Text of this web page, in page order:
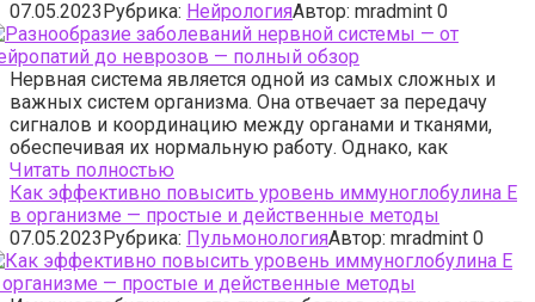
07.05.2023Рубрика: НейрологияАвтор: mradmint 0
Нервная система является одной из самых сложных и
важных систем организма. Она отвечает за передачу
сигналов и координацию между органами и тканями,
обеспечивая их нормальную работу. Однако, как
Читать полностью
Как эффективно повысить уровень иммуноглобулина Е
в организме — простые и действенные методы
07.05.2023Рубрика: ПульмонологияАвтор: mradmint 0